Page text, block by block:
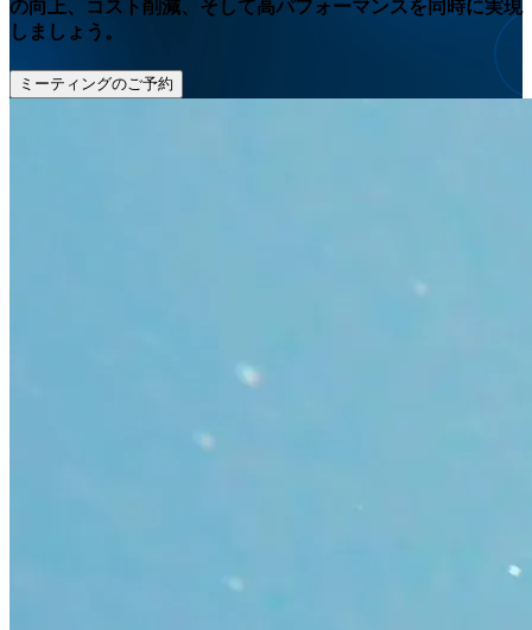
の向上、コスト削減、そして高パフォーマンスを同時に実現
しましょう。
ミーティングのご予約